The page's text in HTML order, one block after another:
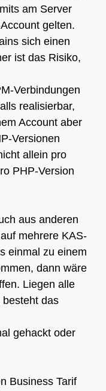
am Server
gelten.
sich einen
ist das Risiko,
Verbindungen
realisierbar,
Account aber
Versionen
allein pro
PHP-Version
aus anderen
mehrere KAS-
einmal zu einem
dann wäre
Liegen alle
das
gehackt oder
Business Tarif